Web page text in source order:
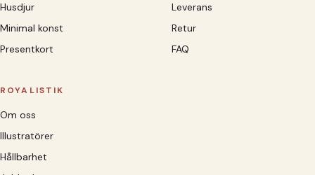
Husdjur
Minimal konst
Presentkort
Leverans
Retur
FAQ
ROYALISTIK
Om oss
Illustratörer
Hållbarhet